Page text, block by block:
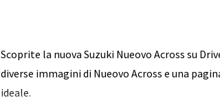
Scoprite la nuova Suzuki Nueovo Across su
diverse immagini di Nueovo Across e una
ideale.